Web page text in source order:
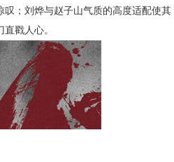
；刘烨与赵子山气质的高度适配使其
戳人心。